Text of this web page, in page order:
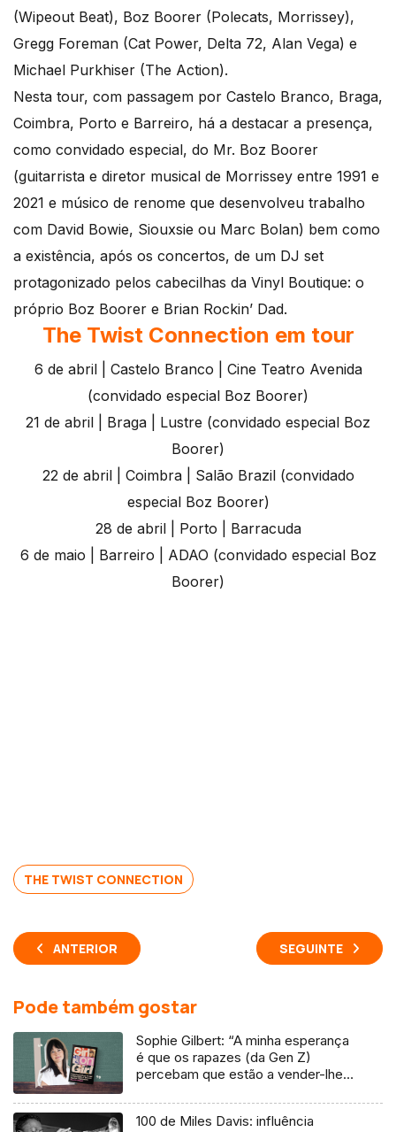
(Wipeout Beat), Boz Boorer (Polecats, Morrissey),
Gregg Foreman (Cat Power, Delta 72, Alan Vega) e
Michael Purkhiser (The Action).
Nesta tour, com passagem por Castelo Branco, Braga,
Coimbra, Porto e Barreiro, há a destacar a presença,
como convidado especial, do Mr. Boz Boorer
(guitarrista e diretor musical de Morrissey entre 1991 e
2021 e músico de renome que desenvolveu trabalho
com David Bowie, Siouxsie ou Marc Bolan) bem como
a existência, após os concertos, de um DJ set
protagonizado pelos cabecilhas da Vinyl Boutique: o
próprio Boz Boorer e Brian Rockin’ Dad.
The Twist Connection em tour
6 de abril | Castelo Branco | Cine Teatro Avenida
(convidado especial Boz Boorer)
21 de abril | Braga | Lustre (convidado especial Boz
Boorer)
22 de abril | Coimbra | Salão Brazil (convidado
especial Boz Boorer)
28 de abril | Porto | Barracuda
6 de maio | Barreiro | ADAO (convidado especial Boz
Boorer)
THE TWIST CONNECTION
ANTERIOR SEGUINTE
Pode também gostar
Sophie Gilbert: “A minha esperança
é que os rapazes (da Gen Z)
percebam que estão a vender-lhes
100 de Miles Davis: influência